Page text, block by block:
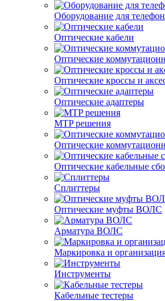
Оборудование для
Оптические кабели
Оптические
Оптические кроссы и
Оптические адаптеры
MTP решения
Оптические
Оптические кабельные
Сплиттеры
Оптические муфты ВОЛС
Арматура ВОЛС
Маркировка и
Инструменты
Кабельные тестеры